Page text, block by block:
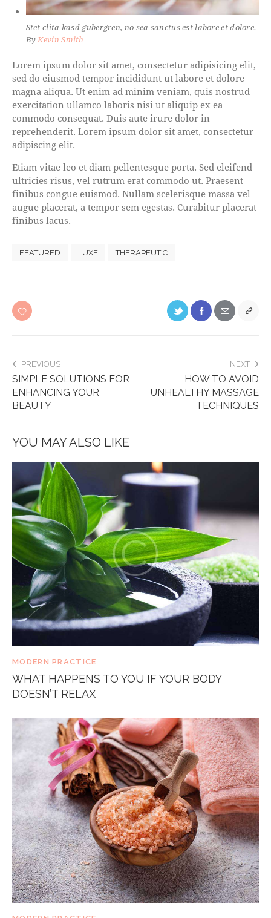
Stet clita kasd gubergren, no sea sanctus est labore et dolore.
ByKevin Smith
Lorem ipsum dolor sit amet, consectetur adipisicing elit,
sed do eiusmod tempor incididunt ut labore et dolore
magna aliqua. Ut enim ad minim veniam, quis nostrud
exercitation ullamco laboris nisi ut aliquip ex ea
commodo consequat. Duis aute irure dolor in
reprehenderit. Lorem ipsum dolor sit amet, consectetur
adipiscing elit.
Etiam vitae leo et diam pellentesque porta. Sed eleifend
ultricies risus, vel rutrum erat commodo ut. Praesent
finibus congue euismod. Nullam scelerisque massa vel
augue placerat, a tempor sem egestas. Curabitur placerat
finibus lacus.
FEATURED LUXE THERAPEUTIC
PREVIOUS
SIMPLE SOLUTIONS FOR
ENHANCING YOUR
BEAUTY
NEXT
HOW TO AVOID
UNHEALTHY MASSAGE
TECHNIQUES
YOU MAY ALSO LIKE
MODERN PRACTICE
WHAT HAPPENS TO YOU IF YOUR BODY
DOESN’T RELAX